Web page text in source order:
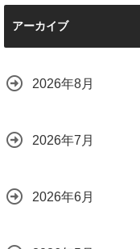
ート」と弱点克服
のプロテクション
京都世田谷区）
マセラティ グレカ
ーレ トロフェオ
2026.07.22
アーカイブ
2026年8月
2026年7月
2026年6月